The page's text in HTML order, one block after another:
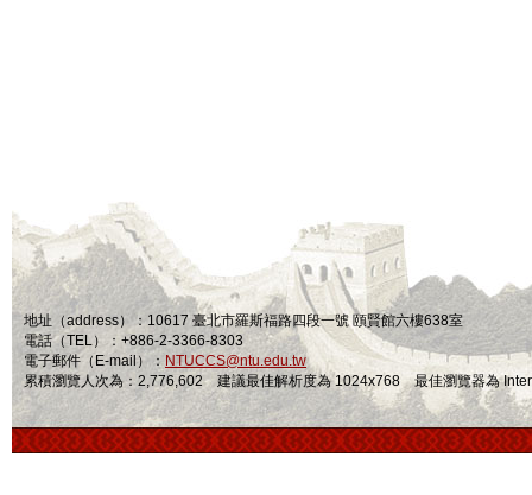
地址（address）：10617 臺北市羅斯福路四段一號 頤賢館六樓638室
電話（TEL）：+886-2-3366-8303
電子郵件（E-mail）： NTUCCS@ntu.edu.tw
累積瀏覽人次為：2,776,602 建議最佳解析度為 1024x768 最佳瀏覽器為